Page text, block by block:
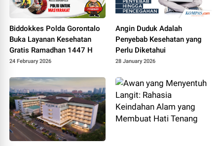
Biddokkes Polda Gorontalo
Buka Layanan Kesehatan
Gratis Ramadhan 1447 H
24 February 2026
Angin Duduk Adalah
Penyebab Kesehatan yang
Perlu Diketahui
28 January 2026